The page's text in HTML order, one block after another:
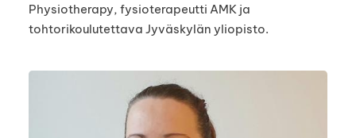
Physiotherapy, fysioterapeutti AMK ja
tohtorikoulutettava Jyväskylän yliopisto.